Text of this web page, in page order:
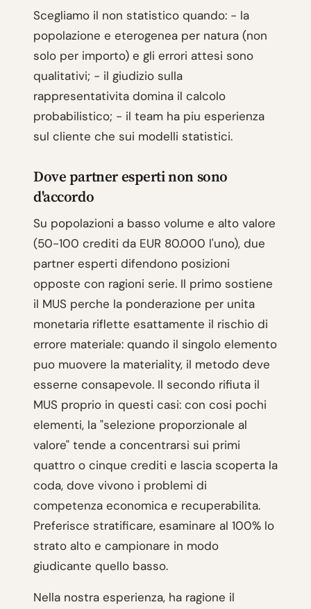
Scegliamo il non statistico quando: - la
popolazione e eterogenea per natura (non
solo per importo) e gli errori attesi sono
qualitativi; - il giudizio sulla
rappresentativita domina il calcolo
probabilistico; - il team ha piu esperienza
sul cliente che sui modelli statistici.
Dove partner esperti non sono
d'accordo
Su popolazioni a basso volume e alto valore
(50-100 crediti da EUR 80.000 l'uno), due
partner esperti difendono posizioni
opposte con ragioni serie. Il primo sostiene
il MUS perche la ponderazione per unita
monetaria riflette esattamente il rischio di
errore materiale: quando il singolo elemento
puo muovere la materiality, il metodo deve
esserne consapevole. Il secondo rifiuta il
MUS proprio in questi casi: con cosi pochi
elementi, la "selezione proporzionale al
valore" tende a concentrarsi sui primi
quattro o cinque crediti e lascia scoperta la
coda, dove vivono i problemi di
competenza economica e recuperabilita.
Preferisce stratificare, esaminare al 100% lo
strato alto e campionare in modo
giudicante quello basso.
Nella nostra esperienza, ha ragione il